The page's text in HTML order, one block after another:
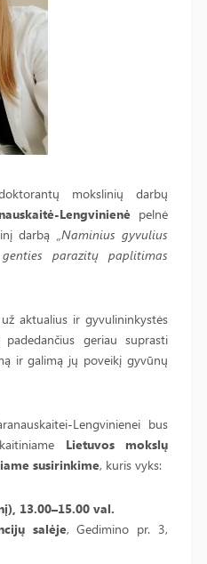
mokslinių darbų
Lengvinienėpelnė
darbą „Naminius gyvulius
parazitų paplitimas
aktualius ir gyvulininkystės
geriau suprasti
ir galimą jų poveikį gyvūnų
Lengvinienei bus
Lietuvos mokslų
susirinkime, kuris vyks:
13.00–15.00 val.
salėje, Gedimino pr. 3,